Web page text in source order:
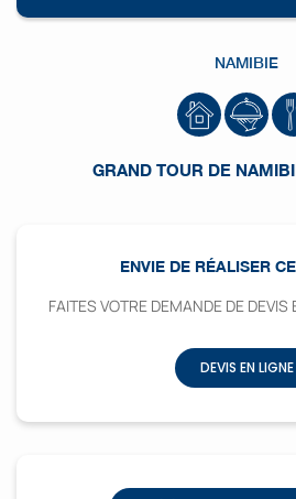
NAMIBIE
GRAND TOUR DE
ENVIE DE RÉALISER
FAITES VOTRE DEMANDE DE
DEVIS EN LIGNE